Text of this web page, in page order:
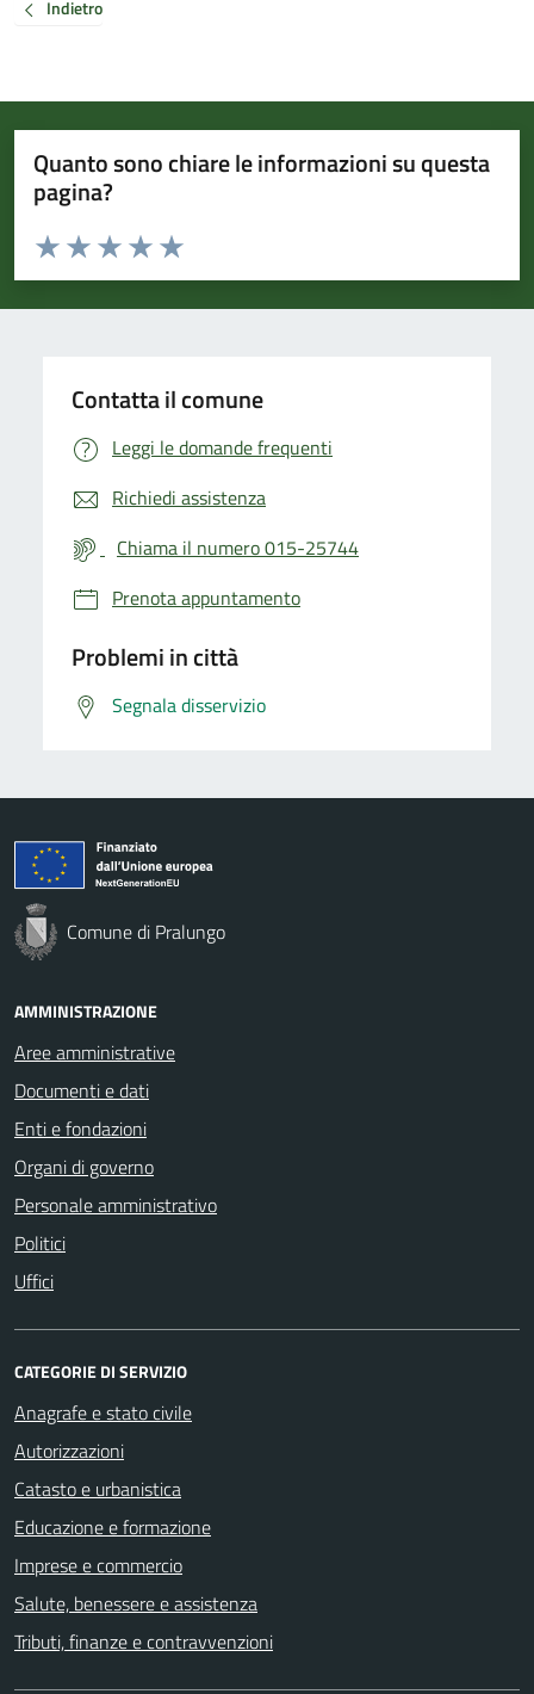
Indietro
Quanto sono chiare le informazioni su questa
pagina?
Valuta da 1 a 5 stelle la pagina
Valuta 5 stelle su 5
Valuta 4 stelle su 5
Valuta 3 stelle su 5
Valuta 2 stelle su 5
Valuta 1 stelle su 5
Contatta il comune
Leggi le domande frequenti
Richiedi assistenza
Chiama il numero 015-25744
Prenota appuntamento
Problemi in città
Segnala disservizio
Comune di Pralungo
AMMINISTRAZIONE
Aree amministrative
Documenti e dati
Enti e fondazioni
Organi di governo
Personale amministrativo
Politici
Uffici
CATEGORIE DI SERVIZIO
Anagrafe e stato civile
Autorizzazioni
Catasto e urbanistica
Educazione e formazione
Imprese e commercio
Salute, benessere e assistenza
Tributi, finanze e contravvenzioni